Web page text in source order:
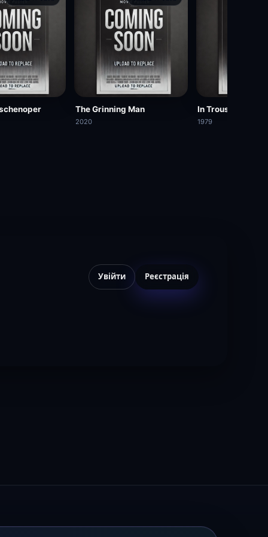
The Grinning Man
2020
In Trousers
1979
Увійти Реєстрація